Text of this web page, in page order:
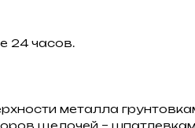
24 часов.
металла
щелочей –